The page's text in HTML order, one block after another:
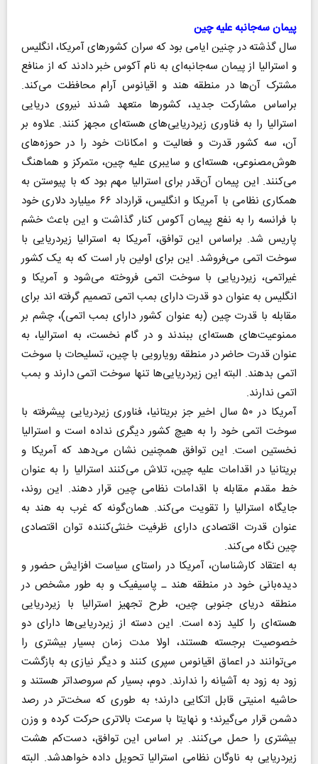
پیمان سه‌جانبه علیه چین
سال گذشته در چنین ایامی بود که سران کشور‌های آمریکا، انگلیس
و استرالیا از پیمان سه‌جانبه‌ای به نام آکوس خبر دادند که از منافع
مشترک آن‌ها در منطقه هند و اقیانوس آرام محافظت می‌کند.
بر‌اساس مشارکت جدید، کشور‌ها متعهد شدند نیروی دریایی
استرالیا را به فناوری زیردریایی‌های هسته‌ای مجهز کنند. علاوه بر
آن، سه کشور قدرت و فعالیت و امکانات خود را در حوزه‌های
هوش‌مصنوعی، هسته‌ای و سایبری علیه چین، متمرکز و هماهنگ
می‌کنند. این پیمان آن‌قدر برای استرالیا مهم بود که با پیوستن به
همکاری نظامی با آمریکا و انگلیس، قرارداد ۶۶ میلیارد دلاری خود
با فرانسه را به نفع پیمان آکوس کنار گذاشت و این باعث خشم
پاریس شد. براساس این توافق، آمریکا به استرالیا زیردریایی با
سوخت اتمی می‌فروشد. این برای اولین بار است که به یک کشور
غیراتمی، زیردریایی با سوخت اتمی فروخته می‌شود و آمریکا و
انگلیس به عنوان دو قدرت دارای بمب اتمی تصمیم گرفته اند برای
مقابله با قدرت چین (به عنوان کشور دارای بمب اتمی)، چشم بر
ممنوعیت‌های هسته‌ای ببندند و در گام نخست، به استرالیا، به
عنوان قدرت حاضر در منطقه رویارویی با چین، تسلیحات با سوخت
اتمی بدهند. البته این زیردریایی‌ها تنها سوخت اتمی دارند و بمب
اتمی ندارند.
آمریکا در ۵۰ سال اخیر جز بریتانیا، فناوری زیردریایی پیشرفته با
سوخت اتمی خود را به هیچ کشور دیگری نداده است و استرالیا
نخستین است. این توافق همچنین نشان می‌دهد که آمریکا و
بریتانیا در اقدامات علیه چین، تلاش می‌کنند استرالیا را به عنوان
خط مقدم مقابله با اقدامات نظامی چین قرار دهند. این روند،
جایگاه استرالیا را تقویت می‌کند. همان‌گونه که غرب به هند به
عنوان قدرت اقتصادی دارای ظرفیت خنثی‌کننده توان اقتصادی
چین نگاه می‌کند.
به اعتقاد کارشناسان، آمریکا در راستای سیاست افزایش حضور و
دیده‌بانی خود در منطقه هند ـ پاسیفیک و به طور مشخص در
منطقه دریای جنوبی چین، طرح تجهیز استرالیا با زیردریایی
هسته‌ای را کلید زده است. این دسته از زیردریایی‌ها دارای دو
خصوصیت برجسته هستند، اولا مدت زمان بسیار بیشتری را
می‌توانند در اعماق اقیانوس سپری کنند و دیگر نیازی به بازگشت
زود به زود به آشیانه را ندارند. دوم، بسیار کم سروصداتر هستند و
حاشیه امنیتی قابل اتکایی دارند؛ به طوری که سخت‌تر در رصد
دشمن قرار می‌گیرند؛ و نهایتا با سرعت بالاتری حرکت کرده و وزن
بیشتری را حمل می‌کنند. بر اساس این توافق، دست‌کم هشت
زیردریایی به ناوگان نظامی استرالیا تحویل داده خواهدشد. البته